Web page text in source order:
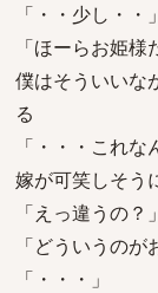
「・・少し・・」
「ほーらお姫様
僕はそういいな
る
「・・・これな
嫁が可笑しそう
「えっ違うの？」
「どういうのが
「・・・」